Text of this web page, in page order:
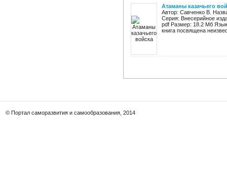
Атаманы казачьего
Автор: Савченко В.
Серия: Внесерийное
pdf Размер: 18.2 Мб
книга посвящена
© Портал саморазвития и самообразования, 2014